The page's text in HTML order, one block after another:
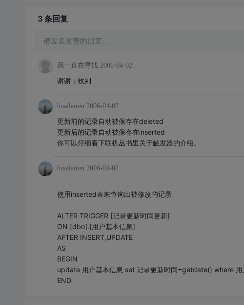
3 条回复
请发表友善的回复…
我一直在寻找 2006-04-02
谢谢；收到
huailairen 2006-04-02
更新前的记录自动被保存在deleted
更新后的记录自动被保存在inserted
你可以仔细看下联机丛书里关于触发器的介绍。
huailairen 2006-04-02
使用inserted表来查询出被修改的记录
ALTER TRIGGER [记录更新时间更新]
ON [dbo].[用户基本信息]
AFTER INSERT,UPDATE
AS
BEGIN
update 用户基本信息 set 记录更新时间=getdate() where
END